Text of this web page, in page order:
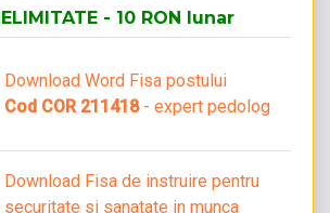
- 10 RON lunar
Download Word Fisa postului
Cod COR 211418- expert pedolog
Download Fisa de instruire pentru
securitate si sanatate in munca